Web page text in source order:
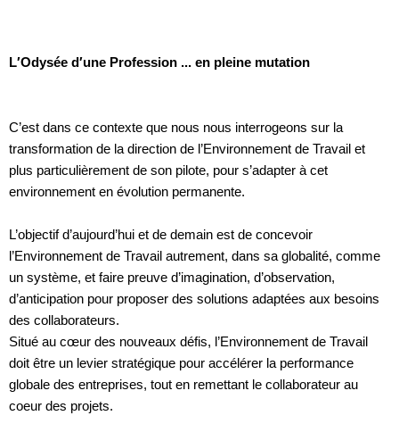
L′Odysée d′une Profession ... en pleine mutation
C’est dans ce contexte que nous nous interrogeons sur la
transformation de la direction de l’Environnement de Travail et
plus particulièrement de son pilote, pour s’adapter à cet
environnement en évolution permanente.
L’objectif d’aujourd’hui et de demain est de concevoir
l’Environnement de Travail autrement, dans sa globalité, comme
un système, et faire preuve d’imagination, d’observation,
d’anticipation pour proposer des solutions adaptées aux besoins
des collaborateurs.
Situé au cœur des nouveaux défis, l’Environnement de Travail
doit être un levier stratégique pour accélérer la performance
globale des entreprises, tout en remettant le collaborateur au
coeur des projets.